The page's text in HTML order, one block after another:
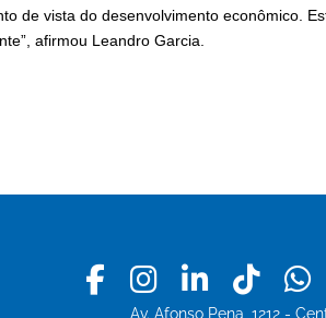
de vista do desenvolvimento econômico.
afirmou Leandro Garcia.
Facebook
Instagram
Linkedin
Av. Afonso Pena, 1212 -